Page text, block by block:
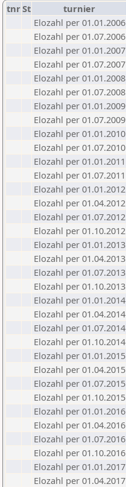
tnrSt turnier
Elozahl per 01.01.2006
Elozahl per 01.07.2006
Elozahl per 01.01.2007
Elozahl per 01.07.2007
Elozahl per 01.01.2008
Elozahl per 01.07.2008
Elozahl per 01.01.2009
Elozahl per 01.07.2009
Elozahl per 01.01.2010
Elozahl per 01.07.2010
Elozahl per 01.01.2011
Elozahl per 01.07.2011
Elozahl per 01.01.2012
Elozahl per 01.04.2012
Elozahl per 01.07.2012
Elozahl per 01.10.2012
Elozahl per 01.01.2013
Elozahl per 01.04.2013
Elozahl per 01.07.2013
Elozahl per 01.10.2013
Elozahl per 01.01.2014
Elozahl per 01.04.2014
Elozahl per 01.07.2014
Elozahl per 01.10.2014
Elozahl per 01.01.2015
Elozahl per 01.04.2015
Elozahl per 01.07.2015
Elozahl per 01.10.2015
Elozahl per 01.01.2016
Elozahl per 01.04.2016
Elozahl per 01.07.2016
Elozahl per 01.10.2016
Elozahl per 01.01.2017
Elozahl per 01.04.2017